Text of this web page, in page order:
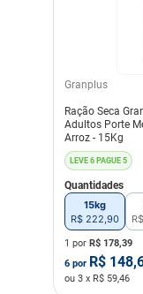
Granplus
Ração Seca
Adultos Porte Médio E Grande Ovelha E
Arroz - 15Kg
LEVE 6 PAGUE 5
Quantidades
15kg
R$ 222,90
R$
1 por R$ 178,39
6 por R$
ou 3 x R$ 59,46